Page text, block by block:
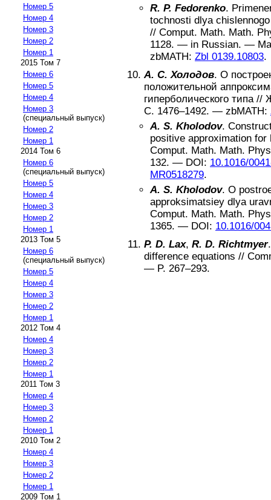
Номер 5
Номер 4
Номер 3
Номер 2
Номер 1
2015 Том 7
Номер 6
Номер 5
Номер 4
Номер 3
(специальный выпуск)
Номер 2
Номер 1
2014 Том 6
Номер 6
(специальный выпуск)
Номер 5
Номер 4
Номер 3
Номер 2
Номер 1
2013 Том 5
Номер 6
(специальный выпуск)
Номер 5
Номер 4
Номер 3
Номер 2
Номер 1
2012 Том 4
Номер 4
Номер 3
Номер 2
Номер 1
2011 Том 3
Номер 4
Номер 3
Номер 2
Номер 1
2010 Том 2
Номер 4
Номер 3
Номер 2
Номер 1
2009 Том 1
R. P. Fedorenko.
tochnosti dlya
// Comput. Math. Math.
1128. — in Russian. —
zbMATH: Zbl 0139.10803.
А. С. Холодов. О
положительной
гиперболического типа//
С. 1476–1492. — zbMATH:
A. S. Kholodov.
positive approximation for
Comput. Math. Math. Phys
132. — DOI: 10.1016/
MR0518279.
A. S. Kholodov. O
approksimatsiey dlya
Comput. Math. Math. Phys
1365. — DOI: 10.1016/
P. D. Lax, R. D. Richtmyer
difference equations //
— P. 267–293.